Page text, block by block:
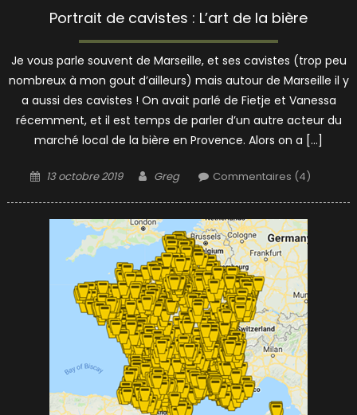
Portrait de cavistes : L’art de la bière
Je vous parle souvent de Marseille, et ses cavistes (trop peu
nombreux à mon gout d’ailleurs) mais autour de Marseille il y
a aussi des cavistes ! On avait parlé de Fietje et Vanessa
récemment, et il est temps de parler d’un autre acteur du
marché local de la bière en Provence. Alors on a […]
Posted
13 octobre 2019 Author
Greg Commentaires (4)